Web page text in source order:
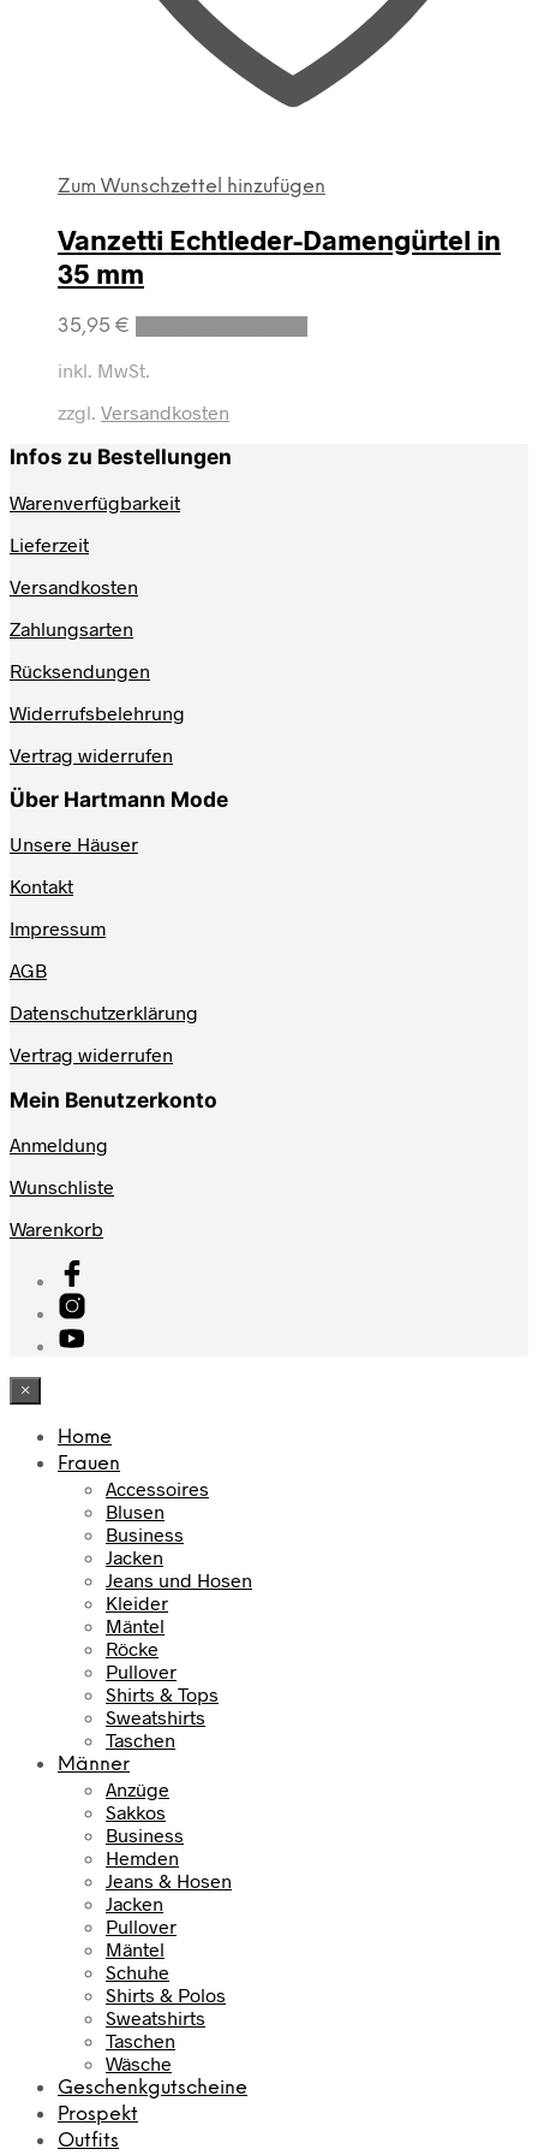
Zum Wunschzettel hinzufügen
Vanzetti Echtleder-Damengürtel in
35 mm
35,95 €
Dieses
inkl. MwSt.
zzgl. Versandkosten
Infos zu Bestellungen
Warenverfügbarkeit
Lieferzeit
Versandkosten
Zahlungsarten
Rücksendungen
Widerrufsbelehrung
Vertrag widerrufen
Über Hartmann Mode
Unsere Häuser
Kontakt
Impressum
AGB
Datenschutzerklärung
Vertrag widerrufen
Mein Benutzerkonto
Anmeldung
Wunschliste
Warenkorb
×
Home
Frauen
Accessoires
Blusen
Business
Jacken
Jeans und Hosen
Kleider
Mäntel
Röcke
Pullover
Shirts & Tops
Sweatshirts
Taschen
Männer
Anzüge
Sakkos
Business
Hemden
Jeans & Hosen
Jacken
Pullover
Mäntel
Schuhe
Shirts & Polos
Sweatshirts
Taschen
Wäsche
Geschenkgutscheine
Prospekt
Outfits